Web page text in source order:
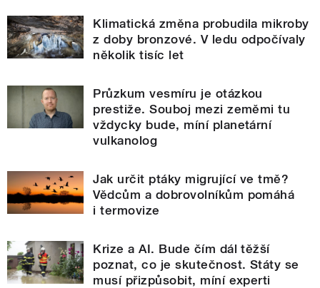
Klimatická změna probudila mikroby
z doby bronzové. V ledu odpočívaly
několik tisíc let
Průzkum vesmíru je otázkou
prestiže. Souboj mezi zeměmi tu
vždycky bude, míní planetární
vulkanolog
Jak určit ptáky migrující ve tmě?
Vědcům a dobrovolníkům pomáhá
i termovize
Krize a AI. Bude čím dál těžší
poznat, co je skutečnost. Státy se
musí přizpůsobit, míní experti